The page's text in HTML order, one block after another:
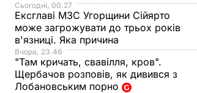
Сьогодні, 00.27
Ексглаві МЗС Угорщини Сійярто
може загрожувати до трьох років
в'язниці. Яка причина
Вчора, 23.46
"Там кричать, свавілля, кров".
Щербачов розповів, як дивився з
Лобановським порно